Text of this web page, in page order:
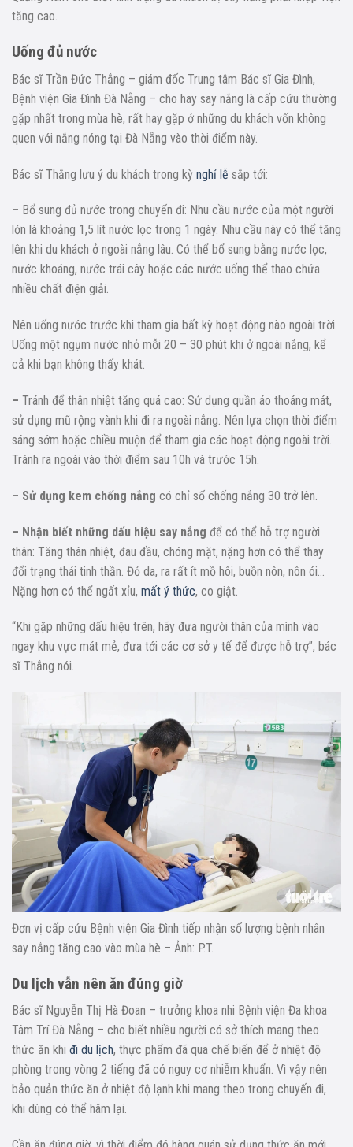
tăng cao.
Uống đủ nước
Bác sĩ Trần Đức Thắng – giám đốc Trung tâm Bác sĩ Gia Đình,
Bệnh viện Gia Đình Đà Nẵng – cho hay say nắng là cấp cứu thường
gặp nhất trong mùa hè, rất hay gặp ở những du khách vốn không
quen với nắng nóng tại Đà Nẵng vào thời điểm này.
Bác sĩ Thắng lưu ý du khách trong kỳ nghỉ lễ sắp tới:
– Bổ sung đủ nước trong chuyến đi: Nhu cầu nước của một người
lớn là khoảng 1,5 lít nước lọc trong 1 ngày. Nhu cầu này có thể tăng
lên khi du khách ở ngoài nắng lâu. Có thể bổ sung bằng nước lọc,
nước khoáng, nước trái cây hoặc các nước uống thể thao chứa
nhiều chất điện giải.
Nên uống nước trước khi tham gia bất kỳ hoạt động nào ngoài trời.
Uống một ngụm nước nhỏ mỗi 20 – 30 phút khi ở ngoài nắng, kể
cả khi bạn không thấy khát.
– Tránh để thân nhiệt tăng quá cao: Sử dụng quần áo thoáng mát,
sử dụng mũ rộng vành khi đi ra ngoài nắng. Nên lựa chọn thời điểm
sáng sớm hoặc chiều muộn để tham gia các hoạt động ngoài trời.
Tránh ra ngoài vào thời điểm sau 10h và trước 15h.
– Sử dụng kem chống nắng có chỉ số chống nắng 30 trở lên.
– Nhận biết những dấu hiệu say nắng để có thể hỗ trợ người
thân: Tăng thân nhiệt, đau đầu, chóng mặt, nặng hơn có thể thay
đổi trạng thái tinh thần. Đỏ da, ra rất ít mồ hôi, buồn nôn, nôn ói…
Nặng hơn có thể ngất xỉu, mất ý thức, co giật.
“Khi gặp những dấu hiệu trên, hãy đưa người thân của mình vào
ngay khu vực mát mẻ, đưa tới các cơ sở y tế để được hỗ trợ”, bác
sĩ Thắng nói.
Đơn vị cấp cứu Bệnh viện Gia Đình tiếp nhận số lượng bệnh nhân
say nắng tăng cao vào mùa hè – Ảnh: P.T.
Du lịch vẫn nên ăn đúng giờ
Bác sĩ Nguyễn Thị Hà Đoan – trưởng khoa nhi Bệnh viện Đa khoa
Tâm Trí Đà Nẵng – cho biết nhiều người có sở thích mang theo
thức ăn khi đi du lịch, thực phẩm đã qua chế biến để ở nhiệt độ
phòng trong vòng 2 tiếng đã có nguy cơ nhiễm khuẩn. Vì vậy nên
bảo quản thức ăn ở nhiệt độ lạnh khi mang theo trong chuyến đi,
khi dùng có thể hâm lại.